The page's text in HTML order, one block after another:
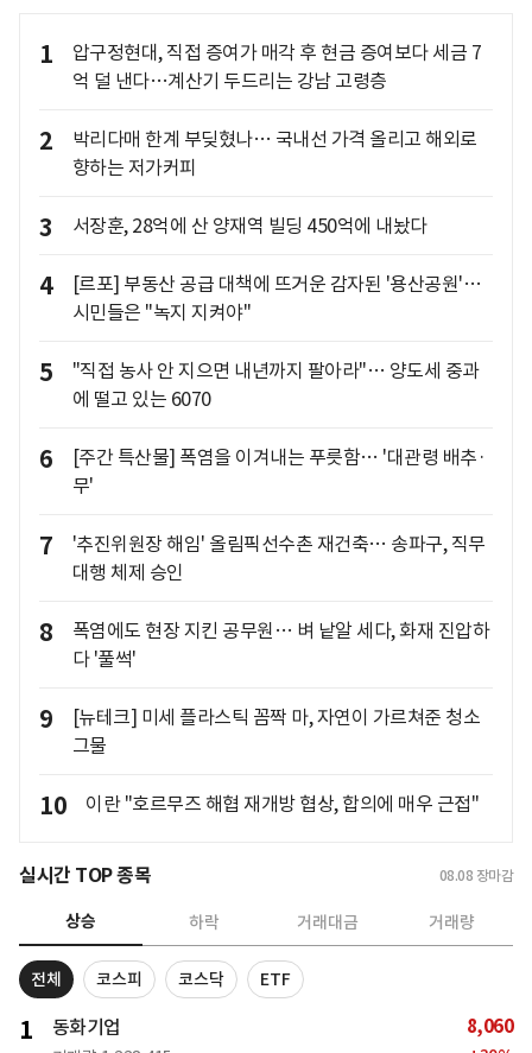
1
압구정현대, 직접 증여가 매각 후 현금 증여보다 세금 7
억 덜 낸다…계산기 두드리는 강남 고령층
2
박리다매 한계 부딪혔나… 국내선 가격 올리고 해외로
향하는 저가커피
3 서장훈, 28억에 산 양재역 빌딩 450억에 내놨다
4
[르포] 부동산 공급 대책에 뜨거운 감자된 '용산공원'…
시민들은 "녹지 지켜야"
5
"직접 농사 안 지으면 내년까지 팔아라"… 양도세 중과
에 떨고 있는 6070
6
[주간 특산물] 폭염을 이겨내는 푸릇함… '대관령 배추·
무'
7
'추진위원장 해임' 올림픽선수촌 재건축… 송파구, 직무
대행 체제 승인
8
폭염에도 현장 지킨 공무원… 벼 낱알 세다, 화재 진압하
다 '풀썩'
9
[뉴테크] 미세 플라스틱 꼼짝 마, 자연이 가르쳐준 청소
그물
10 이란 "호르무즈 해협 재개방 협상, 합의에 매우 근접"
실시간 TOP 종목 08.08 장마감
상승 하락 거래대금 거래량
전체 코스피 코스닥 ETF
1 동화기업 8,060